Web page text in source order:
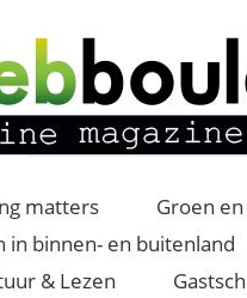
matters Groen
in binnen- en buitenland
& Lezen